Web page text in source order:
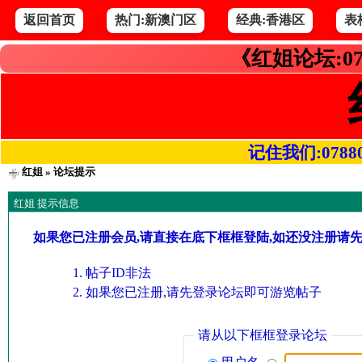
返回首页 热门:新澳门区 经典:香港区 表
《红姐论坛
记住我们
红姐» 论坛提示
红姐 提示信息
如果您已注册会员,请直接在底下框框登陆,如还没注册请
帖子ID非法
如果您已注册,请先登录论坛即可游览帖子
请从以下框框登录论坛